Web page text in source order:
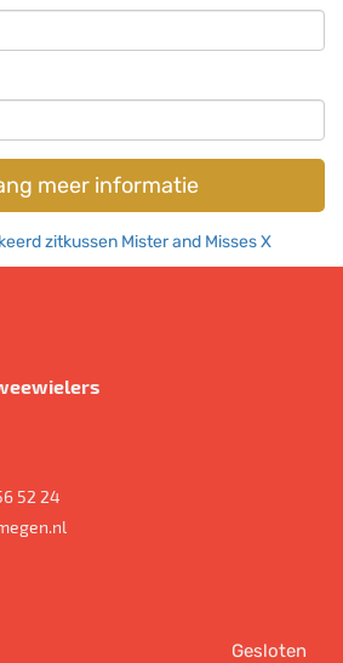
meer informatie
zitkussen Mister and Misses X
52 24
Gesloten